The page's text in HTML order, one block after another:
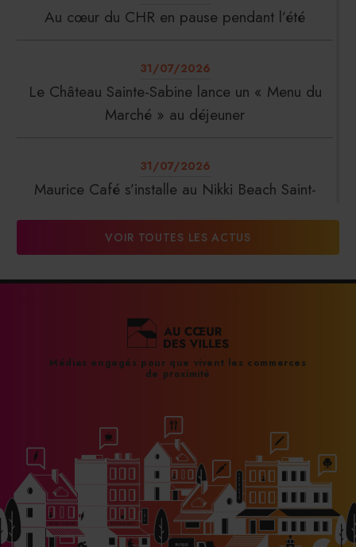
Au cœur du CHR en pause pendant l’été
31/07/2026
Le Château Sainte-Sabine lance un « Menu du
Marché » au déjeuner
31/07/2026
Maurice Café s’installe au Nikki Beach Saint-
DalterFood Group franchit les 200 millions
31/07/2026
La Liste : La Réserve Paris de nouveau meilleur
31/07/2026
À Paris, le Doobie’s renaît sous la forme d’une
maison de collectionneur
VOIR TOUTES LES ACTUS
Médias engagés pour que vivent les commerces
de proximité